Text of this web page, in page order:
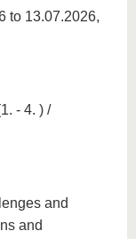
to 13.07.2026,
- 4. ) /
and
and